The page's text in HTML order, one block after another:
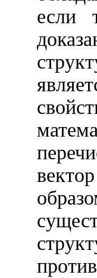
если